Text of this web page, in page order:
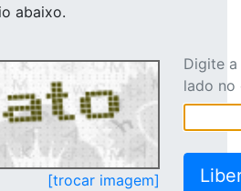
abaixo.
[trocar imagem]
Digite
lado no